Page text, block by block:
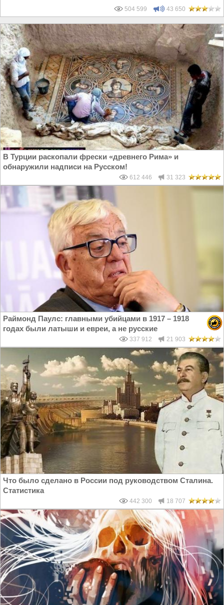
504 599 43 650
В Турции раскопали фрески «древнего Рима» и
обнаружили надписи на Русском!
612 446 31 323
Раймонд Паулс: главными убийцами в 1917 – 1918
годах были латыши и евреи, а не русские
337 912 21 903
Что было сделано в России под руководством Сталина.
Статистика
442 300 18 707